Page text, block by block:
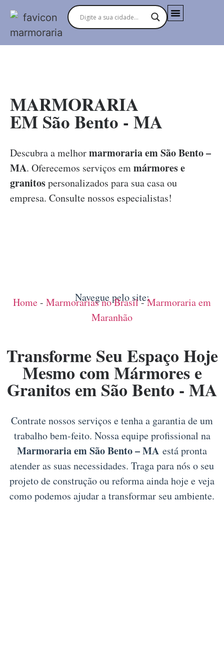
MARMORARIA
EM São Bento - MA
Descubra a melhormarmoraria em São Bento –
MA. Oferecemos serviços emmármores e
granitospersonalizados para sua casa ou
empresa. Consulte nossos especialistas!
Navegue pelo site:
Home- Marmorarias no Brasil-Marmoraria em
Maranhão
Transforme Seu Espaço Hoje
Mesmo com Mármores e
Granitos em São Bento - MA
Contrate nossos serviços e tenha a garantia de um
trabalho bem-feito. Nossa equipe profissional na
Marmoraria em São Bento – MA está pronta
atender as suas necessidades. Traga para nós o seu
projeto de construção ou reforma ainda hoje e veja
como podemos ajudar a transformar seu ambiente.